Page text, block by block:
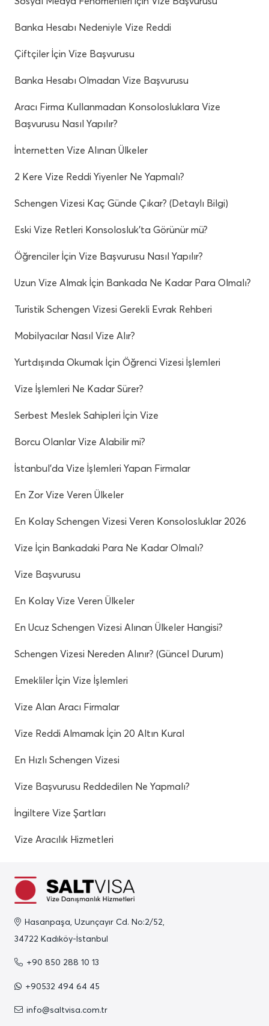
Banka Hesabı Nedeniyle Vize Reddi
Çiftçiler İçin Vize Başvurusu
Banka Hesabı Olmadan Vize Başvurusu
Aracı Firma Kullanmadan Konsolosluklara Vize
Başvurusu Nasıl Yapılır?
İnternetten Vize Alınan Ülkeler
2 Kere Vize Reddi Yiyenler Ne Yapmalı?
Schengen Vizesi Kaç Günde Çıkar? (Detaylı Bilgi)
Eski Vize Retleri Konsolosluk’ta Görünür mü?
Öğrenciler İçin Vize Başvurusu Nasıl Yapılır?
Uzun Vize Almak İçin Bankada Ne Kadar Para Olmalı?
Turistik Schengen Vizesi Gerekli Evrak Rehberi
Mobilyacılar Nasıl Vize Alır?
Yurtdışında Okumak İçin Öğrenci Vizesi İşlemleri
Vize İşlemleri Ne Kadar Sürer?
Serbest Meslek Sahipleri İçin Vize
Borcu Olanlar Vize Alabilir mi?
İstanbul’da Vize İşlemleri Yapan Firmalar
En Zor Vize Veren Ülkeler
En Kolay Schengen Vizesi Veren Konsolosluklar 2026
Vize İçin Bankadaki Para Ne Kadar Olmalı?
Vize Başvurusu
En Kolay Vize Veren Ülkeler
En Ucuz Schengen Vizesi Alınan Ülkeler Hangisi?
Schengen Vizesi Nereden Alınır? (Güncel Durum)
Emekliler İçin Vize İşlemleri
Vize Alan Aracı Firmalar
Vize Reddi Almamak İçin 20 Altın Kural
En Hızlı Schengen Vizesi
Vize Başvurusu Reddedilen Ne Yapmalı?
İngiltere Vize Şartları
Vize Aracılık Hizmetleri
Hasanpaşa, Uzunçayır Cd. No:2/52,
34722 Kadıköy-İstanbul
+90 850 288 10 13
+90532 494 64 45
info@saltvisa.com.tr